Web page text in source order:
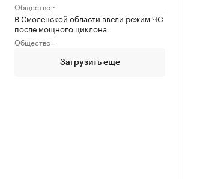
Общество
В Смоленской области ввели режим ЧС
после мощного циклона
Общество
Загрузить еще